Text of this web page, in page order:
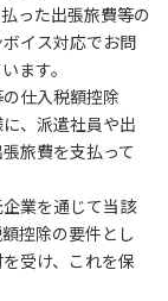
った出張旅費等の
イス対応でお問
ます。
仕入税額控除
、派遣社員や出
旅費を支払って
業を通じて当該
控除の要件とし
受け、これを保